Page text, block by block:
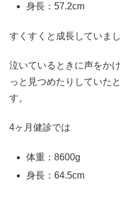
身長：57.2cm
すくすくと成長していまし
泣いているときに声をか
っと見つめたりしていた
す。
4ヶ月健診では
体重：8600g
身長：64.5cm